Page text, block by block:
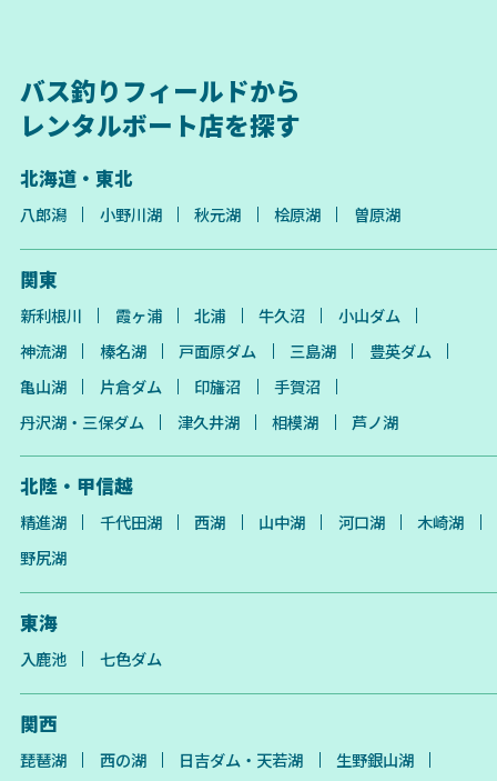
バス釣りフィールドから
レンタルボート店を探す
北海道・東北
八郎潟 小野川湖 秋元湖 桧原湖 曽原湖
関東
新利根川 霞ヶ浦 北浦 牛久沼
小山ダム
神流湖
榛名湖 戸面原ダム 三島湖
豊英ダム
亀山湖
片倉ダム 印旛沼
手賀沼
丹沢湖・三保ダム
津久井湖 相模湖 芦ノ湖
北陸・甲信越
精進湖 千代田湖 西湖 山中湖 河口湖
木崎湖
野尻湖
東海
入鹿池 七色ダム
関西
琵琶湖 西の湖 日吉ダム・天若湖
生野銀山湖